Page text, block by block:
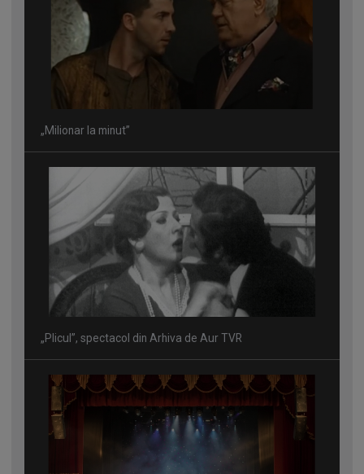
„Milionar la minut”
„Plicul”, spectacol din Arhiva de Aur TVR